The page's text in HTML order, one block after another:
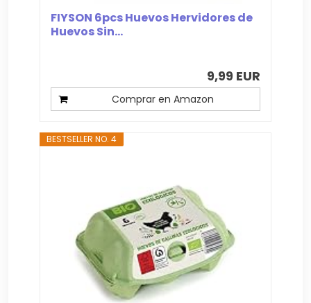
FIYSON 6pcs Huevos Hervidores de
Huevos Sin...
9,99 EUR
Comprar en Amazon
BESTSELLER NO. 4